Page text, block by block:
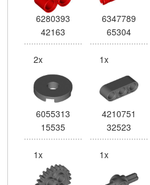
6280393
42163
6347789
65304
2x
6055313
15535
1x
4210751
32523
1x 1x